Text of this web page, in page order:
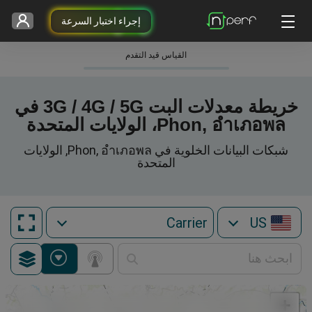
إجراء اختبار السرعة
القياس قيد التقدم
خريطة معدلات البت 3G / 4G / 5G في
Phon, อำเภอพล، الولايات المتحدة
شبكات البيانات الخلوية في Phon, อำเภอพล, الولايات
المتحدة
US